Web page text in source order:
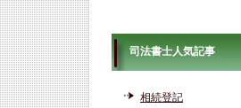
司法書士人気記事
相続登記